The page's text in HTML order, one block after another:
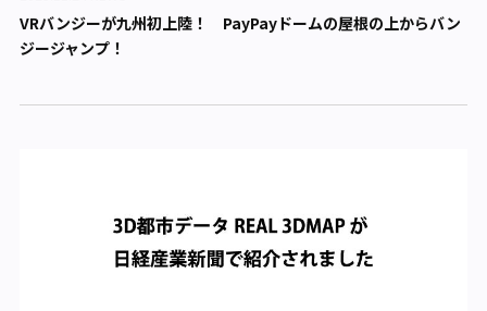
VRバンジーが九州初上陸！ PayPayドームの屋根の上からバン
ジージャンプ！